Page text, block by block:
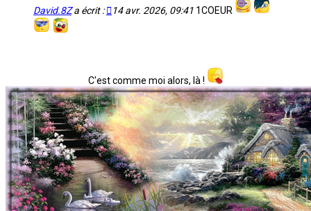
David.8Za écrit : 14 avr. 2026, 09:41 1COEUR
C'est comme moi alors, là !